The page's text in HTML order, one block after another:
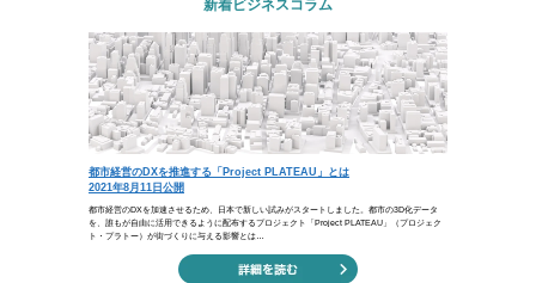
本メールは、NTTアーバンソリューションズグループ
などにご来場、お申込み頂いた方、営業活動で名刺交
一筋の気持ちで咲いているから